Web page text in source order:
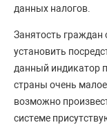
данных налогов.
Занятость граждан
установить
данный индикатор
страны очень
возможно
системе